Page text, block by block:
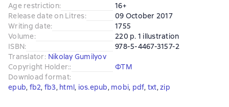
Age restriction:
16+
Release date on Litres:
09 October 2017
Writing date:
1755
Volume:
220 p. 1 illustration
ISBN:
978-5-4467-3157-2
Translator: Nikolay Gumilyov
Copyright Holder::
ФТМ
Download format:
epub, fb2, fb3, html, ios.epub, mobi, pdf, txt, zip